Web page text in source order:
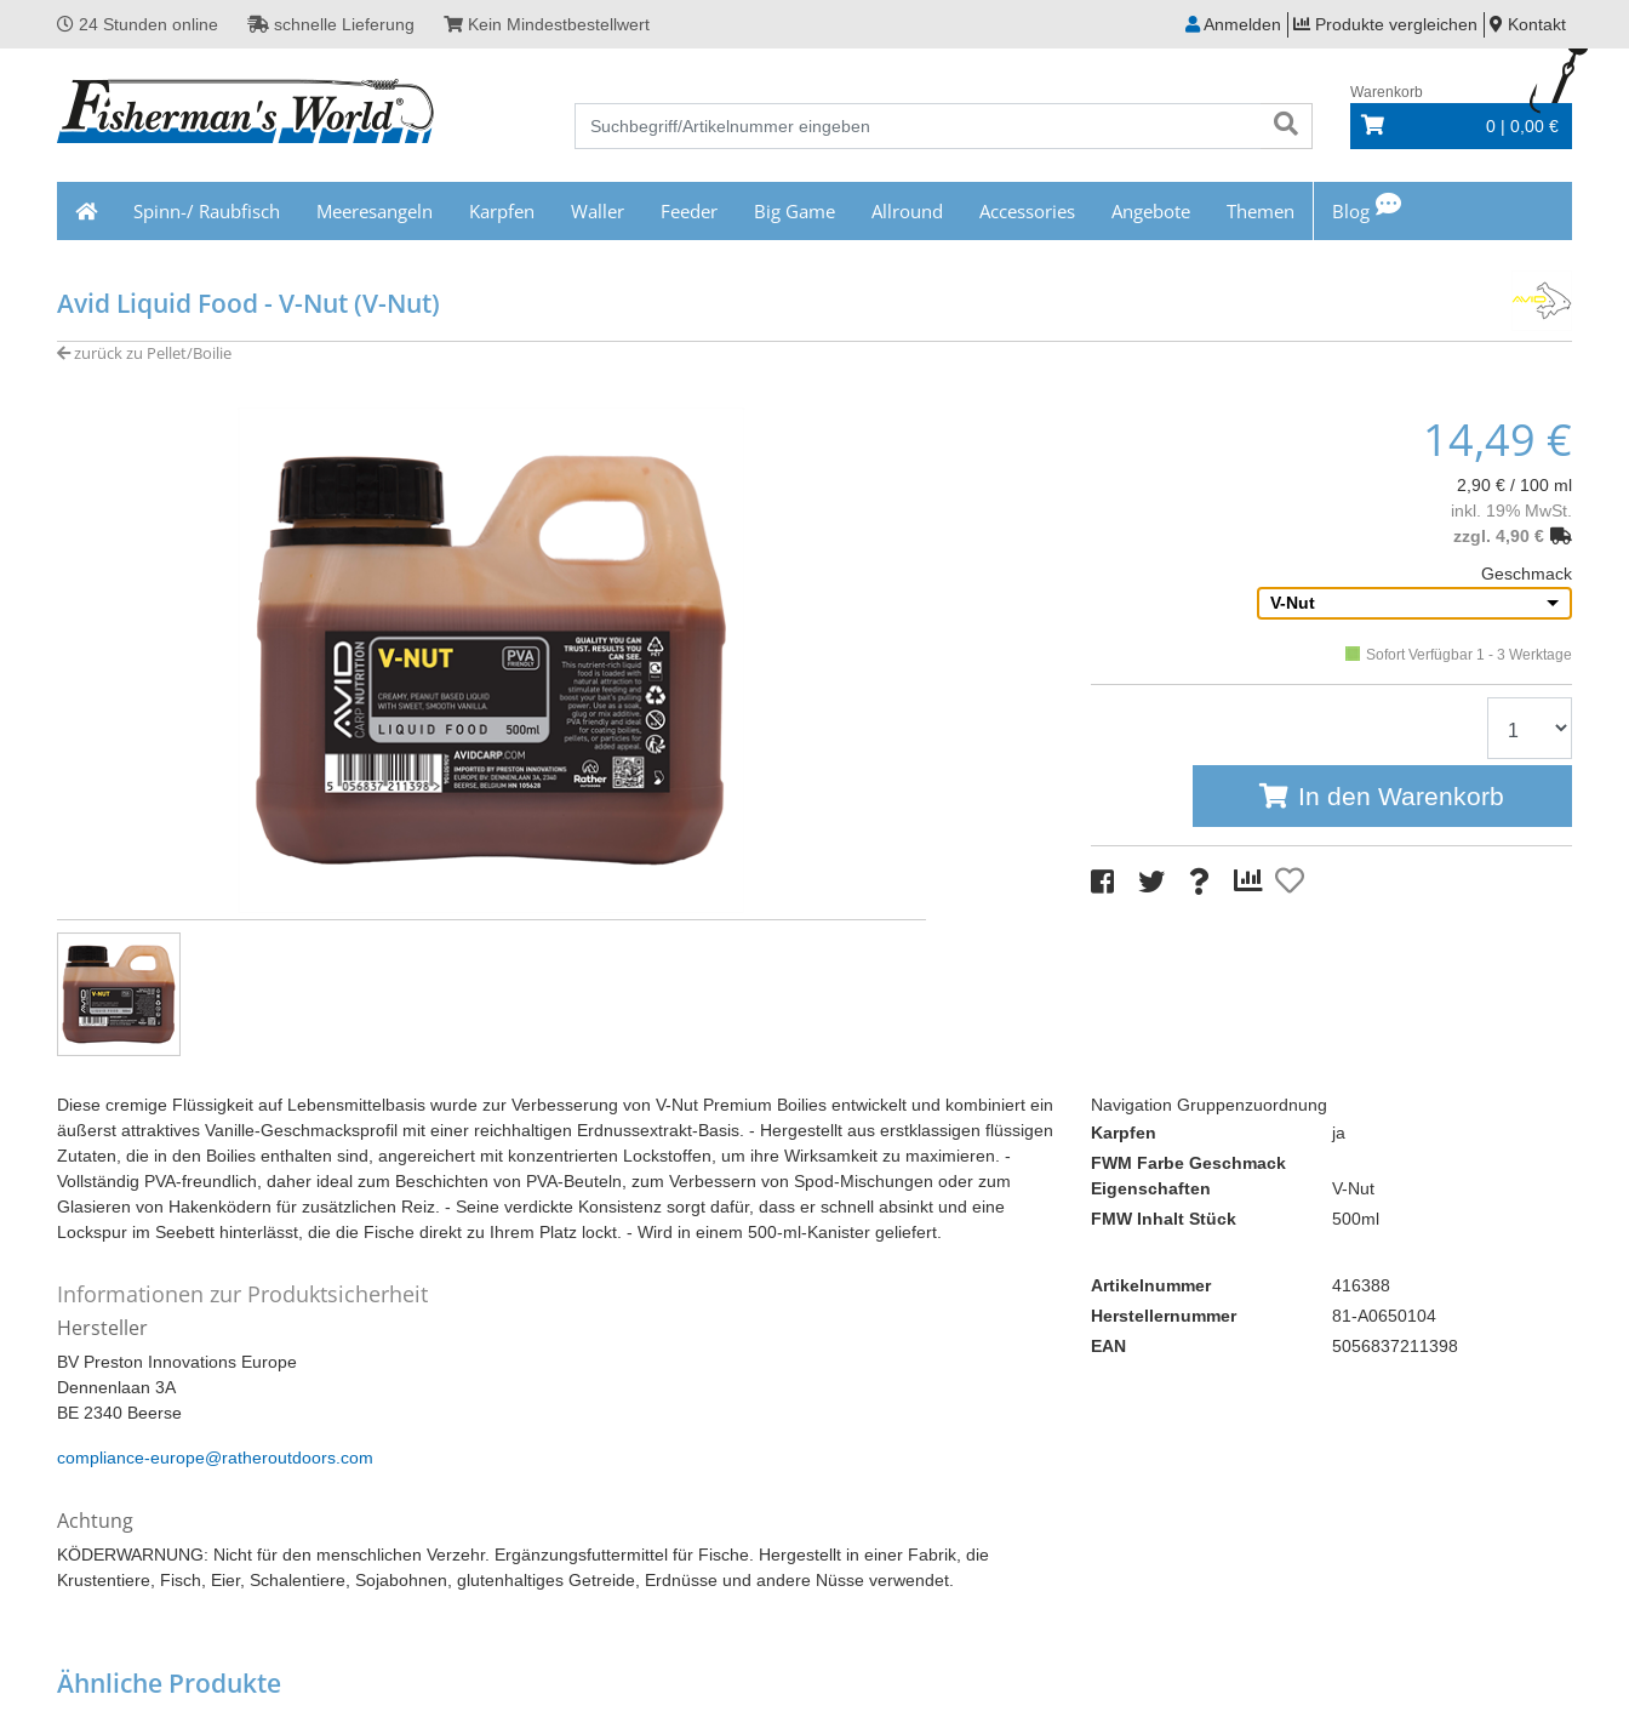
24 Stunden online schnelle Lieferung Kein Mindestbestellwert Anmelden Produkte vergleichen Kontakt
Warenkorb
0 | 0,00 €
Spinn-/ Raubfisch Meeresangeln Karpfen Waller Feeder Big Game Allround Accessories Angebote Themen Blog
Avid Liquid Food - V-Nut (V-Nut)
zurück zu Pellet/Boilie
14,49 €
2,90 € / 100 ml
inkl. 19% MwSt.
zzgl. 4,90 €
Geschmack
V-Nut
Sofort Verfügbar 1 - 3 Werktage
In den Warenkorb
Diese cremige Flüssigkeit auf Lebensmittelbasis wurde zur Verbesserung von V-Nut Premium Boilies entwickelt und kombiniert ein
äußerst attraktives Vanille-Geschmacksprofil mit einer reichhaltigen Erdnussextrakt-Basis. - Hergestellt aus erstklassigen flüssigen
Zutaten, die in den Boilies enthalten sind, angereichert mit konzentrierten Lockstoffen, um ihre Wirksamkeit zu maximieren. -
Vollständig PVA-freundlich, daher ideal zum Beschichten von PVA-Beuteln, zum Verbessern von Spod-Mischungen oder zum
Glasieren von Hakenködern für zusätzlichen Reiz. - Seine verdickte Konsistenz sorgt dafür, dass er schnell absinkt und eine
Lockspur im Seebett hinterlässt, die die Fische direkt zu Ihrem Platz lockt. - Wird in einem 500-ml-Kanister geliefert.
Informationen zur Produktsicherheit
Hersteller
BV Preston Innovations Europe
Dennenlaan 3A
BE 2340 Beerse
compliance-europe@ratheroutdoors.com
Achtung
KÖDERWARNUNG: Nicht für den menschlichen Verzehr. Ergänzungsfuttermittel für Fische. Hergestellt in einer Fabrik, die
Krustentiere, Fisch, Eier, Schalentiere, Sojabohnen, glutenhaltiges Getreide, Erdnüsse und andere Nüsse verwendet.
Navigation Gruppenzuordnung
Karpfen
ja
FWM Farbe Geschmack
Eigenschaften
V-Nut
FMW Inhalt Stück
500ml
Artikelnummer
416388
Herstellernummer
81-A0650104
EAN
5056837211398
Ähnliche Produkte